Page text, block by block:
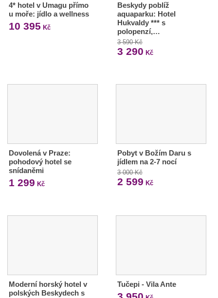
4* hotel v Umagu přímo
u moře: jídlo a wellness
10 395 Kč
Beskydy poblíž
aquaparku: Hotel
Hukvaldy *** s
polopenzí,…
3 590 Kč
3 290 Kč
Dovolená v Praze:
pohodový hotel se
snídaněmi
1 299 Kč
Pobyt v Božím Daru s
jídlem na 2-7 nocí
3 000 Kč
2 599 Kč
Moderní horský hotel v
polských Beskydech s
Tučepi - Vila Ante